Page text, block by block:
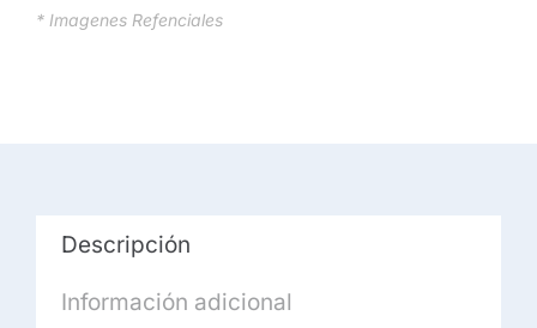
* Imagenes Refenciales
Descripción
Información adicional